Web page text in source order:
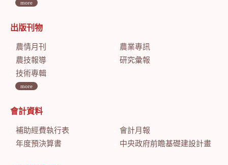
more
出版刊物
農情月刊
農業專訊
農技報導
研究彙報
技術專輯
more
會計資料
補助經費執行表
會計月報
年度預決算書
中央政府前瞻基礎建設計畫特別預算會計月報